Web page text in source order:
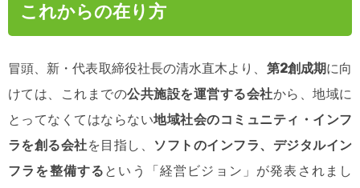
これからの在り方
冒頭、新・代表取締役社長の清水直木より、 第2創成期に向
けては、これまでの公共施設を運営する会社から、地域に
とってなくてはならない地域社会のコミュニティ・インフ
ラを創る会社を目指し、 ソフトのインフラ、デジタルイン
フラを整備する という「経営ビジョン」が発表されまし